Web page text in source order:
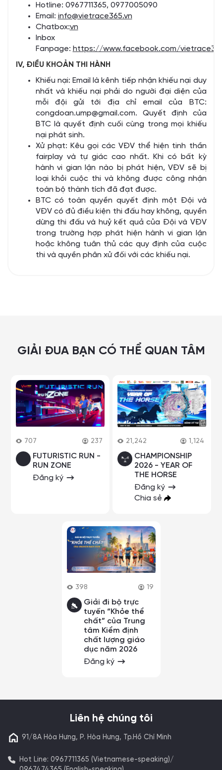
Hotline: 0967711365, 0977005090
Email: info@vietrace365.vn
Chatbox:vn
Inbox
Fanpage: https://www.facebook.com/
IV, ĐIỀU KHOẢN THI HÀNH
Khiếu nại: Email là kênh tiếp nhận khiếu nại duy
nhất và khiếu nại phải do người đại diện của
mỗi đội gửi tới địa chỉ email của BTC:
congdoan.ump@gmail.com. Quyết định của
BTC là quyết định cuối cùng trong mọi khiếu
nại phát sinh.
Xử phạt: Kêu gọi các VĐV thể hiện tinh thần
fairplay và tự giác cao nhất. Khi có bất kỳ
hành vi gian lận nào bị phát hiện, VĐV sẽ bị
loại khỏi cuộc thi và không được công nhận
toàn bộ thành tích đã đạt được.
BTC có toàn quyền quyết định một Đội và
VĐV có đủ điều kiện thi đấu hay không, quyền
dừng thi đấu và huỷ kết quả của Đội và VĐV
trong trường hợp phát hiện hành vi gian lận
hoặc không tuân thủ các quy định của cuộc
thi và quyền phân xử đối với các khiếu nại.
GIẢI ĐUA BẠN CÓ THỂ QUAN TÂM
707 237
FUTURISTIC RUN -
RUN ZONE
Đăng ký
21,242 1,124
CHAMPIONSHIP
2026 - YEAR OF
THE HORSE
Đăng ký
Chia sẻ
398 19
Giải đi bộ trực
tuyến “Khỏe thể
chất” của Trung
tâm Kiểm định
chất lượng giáo
dục năm 2026
Đăng ký
Liên hệ chúng tôi
91/8A Hòa Hưng, P. Hòa Hưng, Tp.Hồ Chí Minh
Hot Line: 0967711365 (Vietnamese-speaking)/